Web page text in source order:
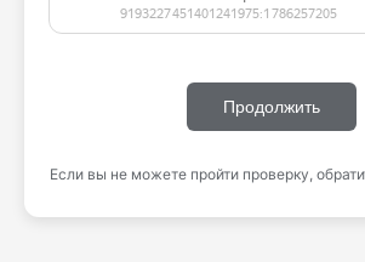
Продолжить
Если вы не можете пройти проверку,